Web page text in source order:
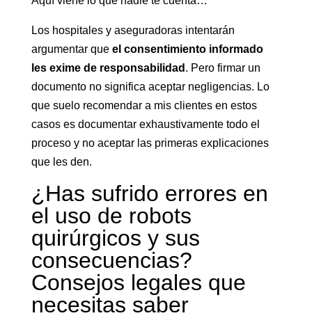
Los hospitales y aseguradoras intentarán
argumentar que el consentimiento informado
les exime de responsabilidad . Pero firmar un
documento no significa aceptar negligencias. Lo
que suelo recomendar a mis clientes en estos
casos es documentar exhaustivamente todo el
proceso y no aceptar las primeras explicaciones
que les den.
¿Has sufrido errores en
el uso de robots
quirúrgicos y sus
consecuencias?
Consejos legales que
necesitas saber